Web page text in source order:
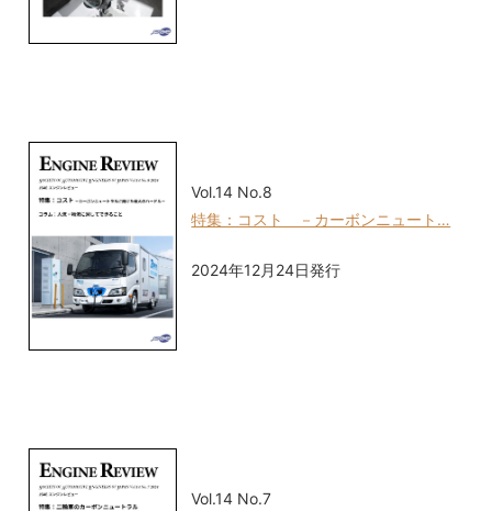
Vol.14 No.8
特集：コスト －カーボンニュート…
2024年12月24日発行
Vol.14 No.7